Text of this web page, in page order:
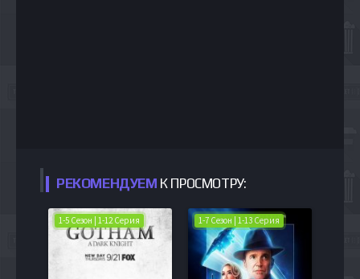
РЕКОМЕНДУЕМ К ПРОСМОТРУ:
1-5 Сезон | 1-12 Серия 1-7 Сезон | 1-13 Серия